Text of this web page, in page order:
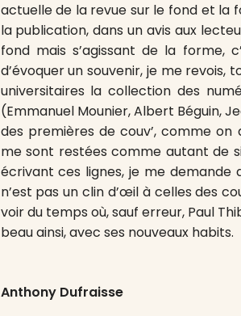
actuelle de la revue sur le fond et la
la publication, dans un avis aux
fond mais s’agissant de la forme,
d’évoquer un souvenir, je me
universitaires la collection des
(Emmanuel Mounier, Albert Béguin,
des premières de couv’, comme
me sont restées comme autant de
écrivant ces lignes, je me demande
n’est pas un clin d’œil à celles des
voir du temps où, sauf erreur, Paul
beau ainsi, avec ses nouveaux habits.
Anthony Dufraisse